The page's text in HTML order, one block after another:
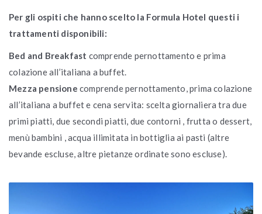
Per gli ospiti che hanno scelto la Formula Hotel questi i
trattamenti disponibili:
Bed and Breakfast comprende pernottamento e prima
colazione all’italiana a buffet.
Mezza pensione comprende pernottamento, prima colazione
all’italiana a buffet e cena servita: scelta giornaliera tra due
primi piatti, due secondi piatti, due contorni , frutta o dessert,
menù bambini , acqua illimitata in bottiglia ai pasti (altre
bevande escluse, altre pietanze ordinate sono escluse).